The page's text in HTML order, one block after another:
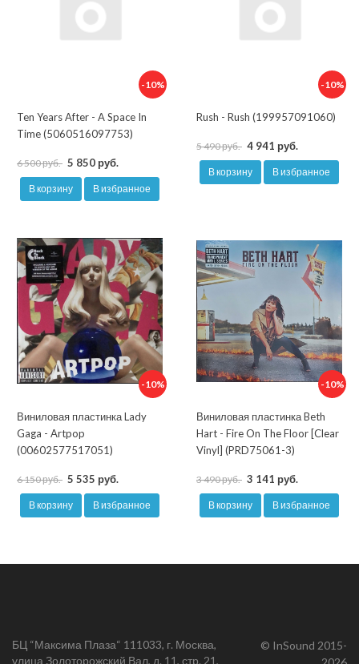
-10%
Ten Years After - A Space In
Time (5060516097753)
6 500 руб. 5 850 руб.
В корзину В избранное
-10%
Rush - Rush (199957091060)
5 490 руб. 4 941 руб.
В корзину В избранное
-10%
Виниловая пластинка Lady
Gaga - Artpop
(00602577517051)
6 150 руб. 5 535 руб.
В корзину В избранное
-10%
Виниловая пластинка Beth
Hart - Fire On The Floor [Clear
Vinyl] (PRD75061-3)
3 490 руб. 3 141 руб.
В корзину В избранное
БЦ “Максима Плаза“ 111033, г. Москва,
улица Золоторожский Вал, д. 11, стр. 21,
© InSound 2015-